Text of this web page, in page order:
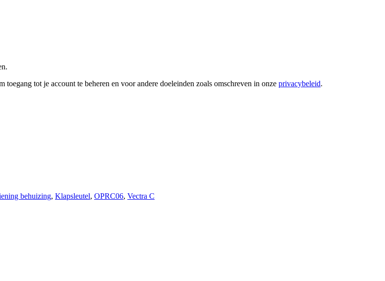
tot je account te beheren en voor andere doeleinden zoals omschreven in onze privacybeleid.
behuizing, Klapsleutel, OPRC06, Vectra C